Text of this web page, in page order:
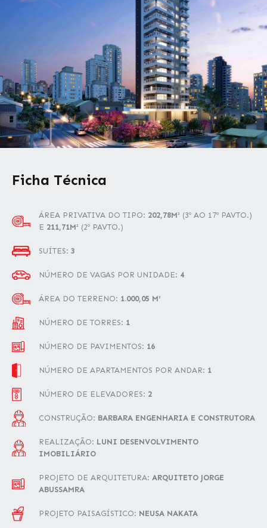
Ficha Técnica
ÁREA PRIVATIVA DO TIPO: 202,78M² (3º AO 17º PAVTO.)
E 211,71M² (2º PAVTO.)
SUÍTES: 3
NÚMERO DE VAGAS POR UNIDADE: 4
ÁREA DO TERRENO: 1.000,05 M²
NÚMERO DE TORRES: 1
NÚMERO DE PAVIMENTOS: 16
NÚMERO DE APARTAMENTOS POR ANDAR: 1
NÚMERO DE ELEVADORES: 2
CONSTRUÇÃO: BARBARA ENGENHARIA E CONSTRUTORA
REALIZAÇÃO: LUNI DESENVOLVIMENTO
IMOBILIÁRIO
PROJETO DE ARQUITETURA: ARQUITETO JORGE
ABUSSAMRA
PROJETO PAISAGÍSTICO: NEUSA NAKATA